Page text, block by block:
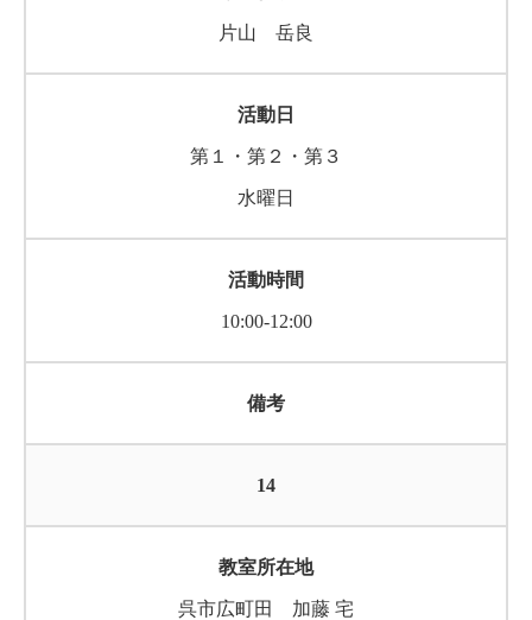
片山 岳良
第１・第２・第３
水曜日
10:00-12:00
14
呉市広町田 加藤 宅